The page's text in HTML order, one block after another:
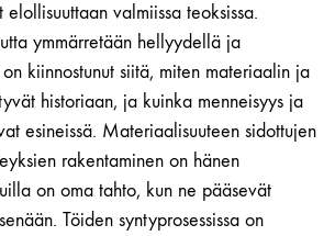
valmiissa teoksissa.
ymmärretään hellyydellä ja
kiinnostunut siitä, miten materiaalin ja
historiaan, ja kuinka menneisyys ja
esineissä. Materiaalisuuteen sidottujen
rakentaminen on hänen
on oma tahto, kun ne pääsevät
Töiden syntyprosessissa on